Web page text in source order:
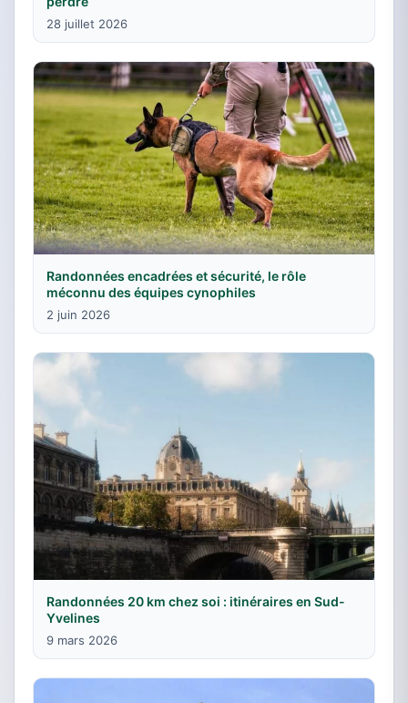
28 juillet 2026
Randonnées encadrées et sécurité, le rôle
méconnu des équipes cynophiles
2 juin 2026
Randonnées 20 km chez soi : itinéraires en Sud-
Yvelines
9 mars 2026